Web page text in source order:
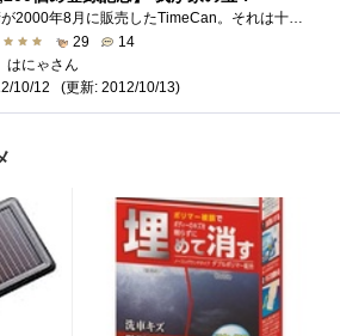
日清が2000年8月に販売したTimeCan。それは十年缶保存計画 ってことで、2010年8月から9月になったら開封してカップヌードルを食べよう！という企�...
29
14
はにゃさん
10/12
(更新: 2012/10/13)